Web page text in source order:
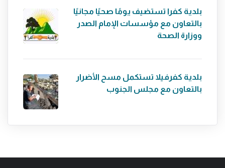
بلدية كفرا تستضيف يومًا صحيًا مجانيًا
بالتعاون مع مؤسسات الإمام الصدر
ووزارة الصحة
بلدية كفرفيلا تستكمل مسح الأضرار
بالتعاون مع مجلس الجنوب